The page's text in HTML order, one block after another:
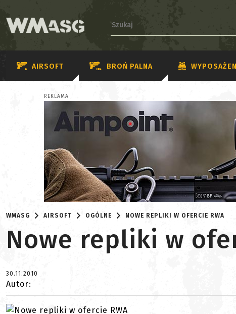
AIRSOFT BROŃ PALNA
REKLAMA
WMASG AIRSOFT OGÓLNE NOWE REPLIKI W OFERCIE RWA
Nowe repliki w
30.11.2010
Autor: